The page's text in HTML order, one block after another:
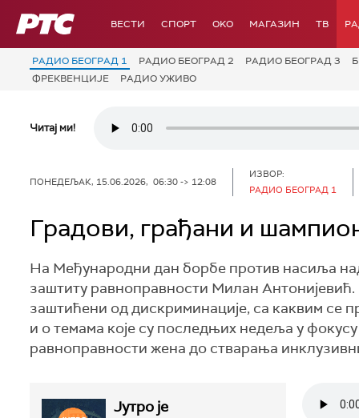
РТС ВЕСТИ СПОРТ OKO МАГАЗИН ТВ
РАДИО БЕОГРАД 1 РАДИО БЕОГРАД 2 РАДИО БЕОГРАД 3
ФРЕКВЕНЦИЈЕ
РАДИО УЖИВО
Читај ми!
ПОНЕДЕЉАК, 15.06.2026, 06:30 -> 12:08
ИЗВОР:
РАДИО БЕОГРАД 1
Градови, грађани и
На Међународни дан борбе против насиља
заштиту равноправности Милан
заштићени од дискриминације, са каквим се
и о темама које су последњих недеља у
равноправности жена до стварања
Јутро је